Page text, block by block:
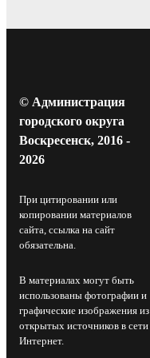
© Администрация
городского округа
Воскресенск, 2016 -
2026
При цитировании или
копировании материалов
сайта, ссылка на сайт
обязательна.
В материалах могут быть
использованы фотографии и
графические изображения из
открытых источников в сети
Интернет.